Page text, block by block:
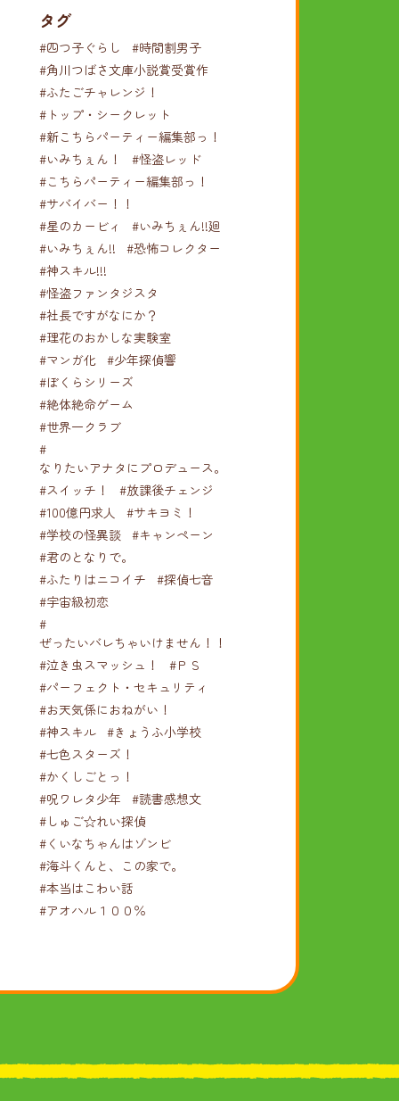
タグ
#四つ子ぐらし
#時間割男子
#角川つばさ文庫小説賞受賞作
#ふたごチャレンジ！
#トップ・シークレット
#新こちらパーティー編集部っ！
#いみちぇん！
#怪盗レッド
#こちらパーティー編集部っ！
#サバイバー！！
#星のカービィ
#いみちぇん!!廻
#いみちぇん!!
#恐怖コレクター
#神スキル!!!
#怪盗ファンタジスタ
#社長ですがなにか？
#理花のおかしな実験室
#マンガ化 #少年探偵響
#ぼくらシリーズ
#絶体絶命ゲーム
#世界一クラブ
#
なりたいアナタにプロデュース。
#スイッチ！
#放課後チェンジ
#100億円求人
#サキヨミ！
#学校の怪異談 #キャンペーン
#君のとなりで。
#ふたりはニコイチ
#探偵七音
#宇宙級初恋
#
ぜったいバレちゃいけません！！！
#泣き虫スマッシュ！
#ＰＳ
#パーフェクト・セキュリティ
#お天気係におねがい！
#神スキル #きょうふ小学校
#七色スターズ！
#かくしごとっ！
#呪ワレタ少年
#読書感想文
#しゅご☆れい探偵
#くいなちゃんはゾンビ
#海斗くんと、この家で。
#本当はこわい話
#アオハル１００％